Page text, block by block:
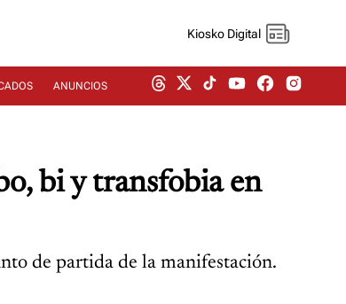
Kiosko Digital
ANUNCIOS
bi y transfobia en
de partida de la manifestación.